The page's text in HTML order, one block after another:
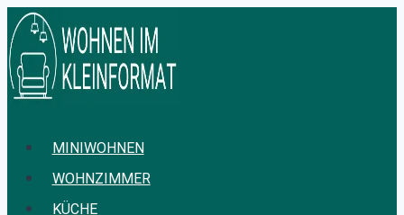
Zum
Inhalt
springen
MINIWOHNEN
WOHNZIMMER
KÜCHE